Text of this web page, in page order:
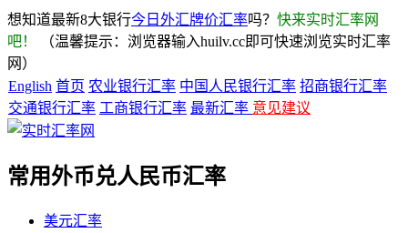
想知道最新8大银行今日外汇牌价汇率吗？ 快来实时汇率网
吧！
（温馨提示：浏览器输入huilv.cc即可快速浏览实时汇率
网）
English 首页 农业银行汇率 中国人民银行汇率 招商银行汇率
交通银行汇率 工商银行汇率 最新汇率 意见建议
常用外币兑人民币汇率
美元汇率